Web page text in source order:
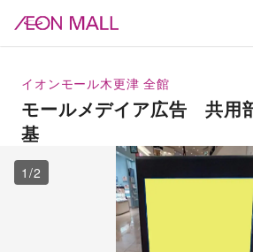
イオンモール木更津 全館
モールメデイア広告 共用
基
1 /2